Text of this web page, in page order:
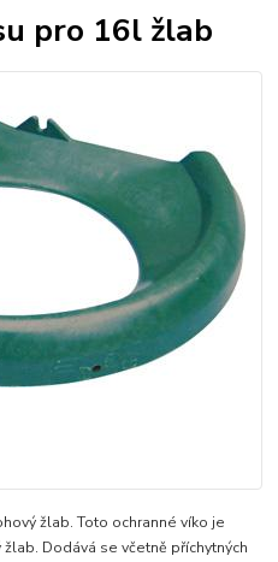
pro 16l žlab
žlab. Toto ochranné víko je
Dodává se včetně příchytných